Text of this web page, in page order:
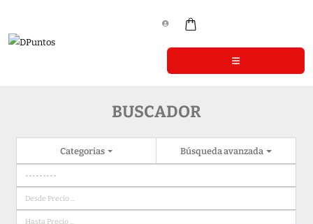
BUSCADOR
Categorias Búsqueda avanzada